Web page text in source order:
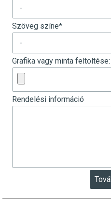
Szöveg színe*
Grafika vagy minta feltöltése:
Rendelési információ